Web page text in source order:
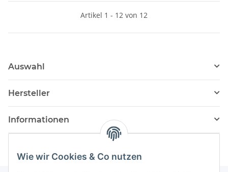
Wie wir Cookies & Co nutzen
Artikel 1 - 12 von 12
Auswahl
Hersteller
Informationen